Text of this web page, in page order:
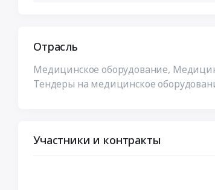
Отрасль
Медицинское оборудование,
Тендеры на медицинское
Участники и контракты